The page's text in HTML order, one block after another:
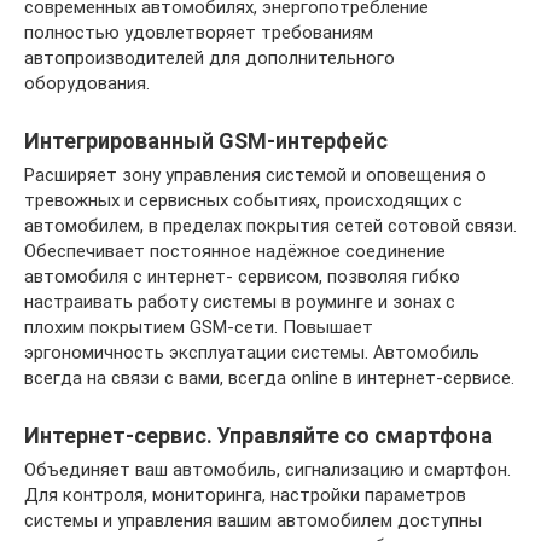
современных автомобилях, энергопотребление
полностью удовлетворяет требованиям
автопроизводителей для дополнительного
оборудования.
Интегрированный GSM-интерфейс
Расширяет зону управления системой и оповещения о
тревожных и сервисных событиях, происходящих с
автомобилем, в пределах покрытия сетей сотовой связи.
Обеспечивает постоянное надёжное соединение
автомобиля с интернет- сервисом, позволяя гибко
настраивать работу системы в роуминге и зонах с
плохим покрытием GSM-сети. Повышает
эргономичность эксплуатации системы. Автомобиль
всегда на связи с вами, всегда online в интернет-сервисе.
Интернет-сервис. Управляйте со смартфона
Объединяет ваш автомобиль, сигнализацию и смартфон.
Для контроля, мониторинга, настройки параметров
системы и управления вашим автомобилем доступны